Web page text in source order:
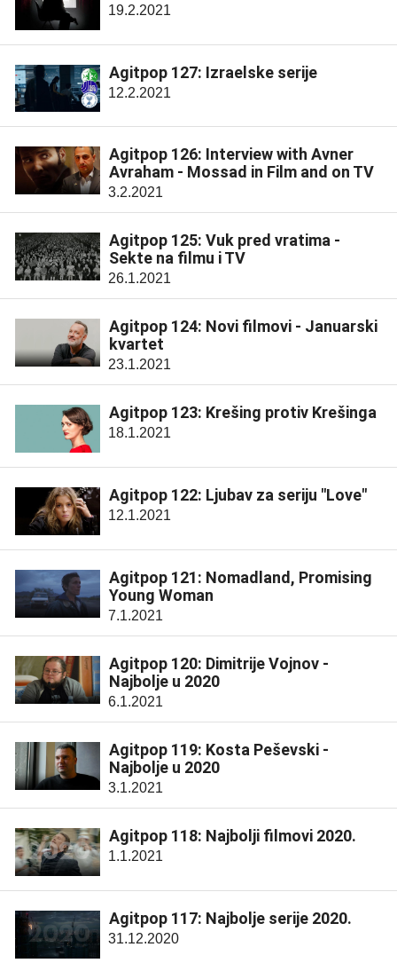
19.2.2021
Agitpop 127: Izraelske serije
12.2.2021
Agitpop 126: Interview with Avner
Avraham - Mossad in Film and on TV
3.2.2021
Agitpop 125: Vuk pred vratima -
Sekte na filmu i TV
26.1.2021
Agitpop 124: Novi filmovi - Januarski
kvartet
23.1.2021
Agitpop 123: Krešing protiv Krešinga
18.1.2021
Agitpop 122: Ljubav za seriju "Love"
12.1.2021
Agitpop 121: Nomadland, Promising
Young Woman
7.1.2021
Agitpop 120: Dimitrije Vojnov -
Najbolje u 2020
6.1.2021
Agitpop 119: Kosta Peševski -
Najbolje u 2020
3.1.2021
Agitpop 118: Najbolji filmovi 2020.
1.1.2021
Agitpop 117: Najbolje serije 2020.
31.12.2020